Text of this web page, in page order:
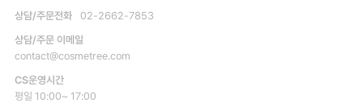
상담/주문전화
02-2662-7853
상담/주문 이메일
contact@cosmetree.com
CS운영시간
평일 10:00~ 17:00